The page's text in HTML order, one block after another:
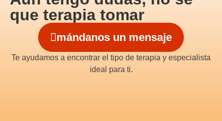
que terapia tomar
mándanos un mensaje
Te ayudamos a encontrar el tipo de terapia y especialista
ideal para ti.